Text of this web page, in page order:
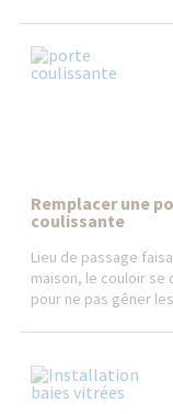
Remplacer une
coulissante
Lieu de passage
maison, le couloir se
pour ne pas gêner